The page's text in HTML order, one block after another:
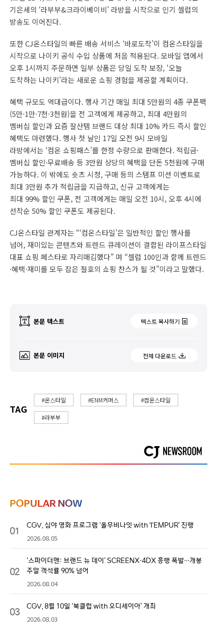
기은세의 ‘라부부&크라이베이비’ 라방을 시작으로 인기 셀럽의
방송도 이어진다.
또한 CJ온스타일의 빠른 배송 서비스 ‘바로도착’이 컴온스타일을
시작으로 나이키 공식 수입 상품에 처음 적용된다. 모바일 앱에서
오후 1시까지 주문하면 일부 상품은 당일 도착 보장, ‘오늘
도착하는 나이키’라는 새로운 쇼핑 경험을 제공할 계획이다.
혜택 규모도 역대급이다. 행사 기간 매일 최대 5만원의 4종 쿠폰팩
(5만·1만·7천·3천원)을 전 고객에게 제공하고, 최대 4만원의
멤버십 할인과 요즘 잘산템 브랜드 대상 최대 10% 카드 즉시 할인
혜택도 마련했다. 행사 첫 날인 17일 오전 9시 모바일
라방에서는 ‘컴온 쇼핑패스’를 한정 수량으로 판매한다. 적립금·
멤버십 할인·무료배송 등 3만원 상당의 혜택을 단돈 5천원에 구매
가능하다. 이 밖에도 숏츠 시청, 구매 등의 스탬프 미션 이벤트로
최대 3만원 추가 적립금을 지급하고, 신규 고객에게는
최대 99% 할인 쿠폰, 전 고객에게는 매일 오전 10시, 오후 4시에
선착순 50% 할인 쿠폰도 제공된다.
CJ온스타일 관계자는 “‘컴온스타일’은 일반적인 할인 행사를
넘어, 재미있는 콘텐츠와 트렌드 큐레이션이 결합된 라이프스타일
대표 쇼핑 페스타로 자리매김했다” 며 “셀럽 100인과 함께 트렌드
·혜택·재미를 모두 잡은 절호의 쇼핑 찬스가 될 것”이라고 말했다.
본문 텍스트 텍스트 복사하기
본문 이미지 전체 다운로드
TAG
#온스타일 #ENM커머스 #컴온스타일
#라부부
POPULAR NOW
01 CGV, 심야 영화 프로그램 ‘올무비나잇 with TEMPUR’ 진행
2026.08.05
02
‘스파이더맨: 브랜드 뉴 데이’ SCREENX·4DX 흥행 폭발…개봉
주말 객석률 90% 넘어
2026.08.04
03 CGV, 8월 10일 ‘북클럽 with 오디세이아’ 개최
2026.08.03